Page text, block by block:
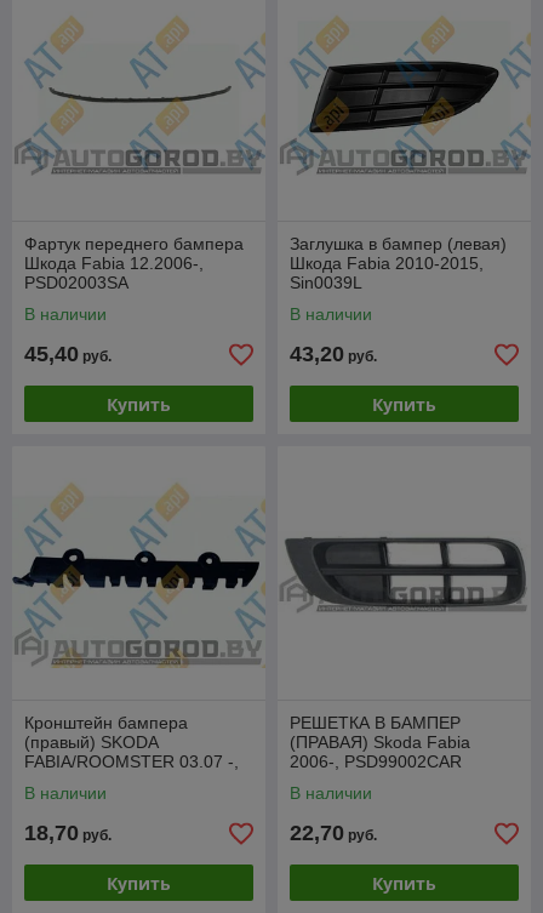
Фартук переднего бампера
Шкода Fabia 12.2006-,
PSD02003SA
В наличии
45,40 руб.
Купить
Заглушка в бампер (левая)
Шкода Fabia 2010-2015,
Sin0039L
В наличии
43,20 руб.
Купить
Кронштейн бампера
(правый) SKODA
FABIA/ROOMSTER 03.07 -,
В наличии
18,70 руб.
Купить
РЕШЕТКА В БАМПЕР
(ПРАВАЯ) Skoda Fabia
2006-, PSD99002CAR
В наличии
22,70 руб.
Купить